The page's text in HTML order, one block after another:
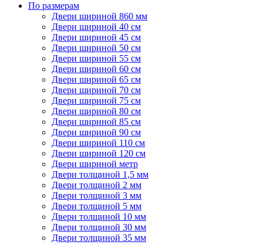
По размерам
Двери шириной 860 мм
Двери шириной 40 см
Двери шириной 45 см
Двери шириной 50 см
Двери шириной 55 см
Двери шириной 60 см
Двери шириной 65 см
Двери шириной 70 см
Двери шириной 75 см
Двери шириной 80 см
Двери шириной 85 см
Двери шириной 90 см
Двери шириной 110 см
Двери шириной 120 см
Двери шириной метр
Двери толщиной 1,5 мм
Двери толщиной 2 мм
Двери толщиной 3 мм
Двери толщиной 5 мм
Двери толщиной 10 мм
Двери толщиной 30 мм
Двери толщиной 35 мм